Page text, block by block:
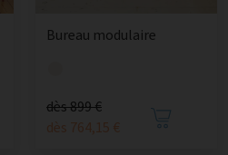
Bureau modulaire
dès 899 €
dès 764,15 €